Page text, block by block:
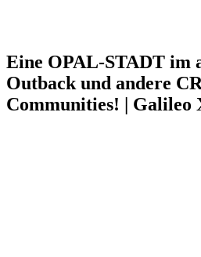
Eine OPAL-STADT im
Outback und andere
Communities! | Galileo